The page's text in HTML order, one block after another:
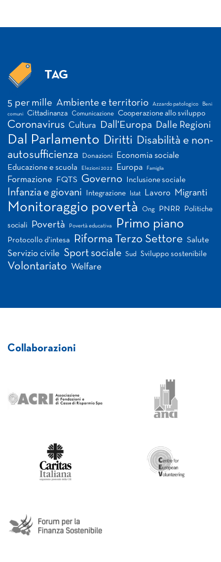
TAG
5 per mille Ambiente e territorio Azzardo patologico Beni
comuni Cittadinanza Comunicazione Cooperazione allo sviluppo
Coronavirus Cultura Dall'Europa Dalle Regioni
Dal Parlamento Diritti Disabilità e non-
autosufficienza
Donazioni Economia sociale
Educazione e scuola Elezioni 2022 Europa Famiglia
Formazione FQTS Governo Inclusione sociale
Infanzia e giovani Integrazione Istat Lavoro Migranti
Monitoraggio povertà Ong PNRR Politiche
sociali Povertà Povertà educativa Primo piano
Protocollo d'intesa Riforma Terzo Settore Salute
Servizio civile Sport sociale Sud Sviluppo sostenibile
Volontariato Welfare
Collaborazioni